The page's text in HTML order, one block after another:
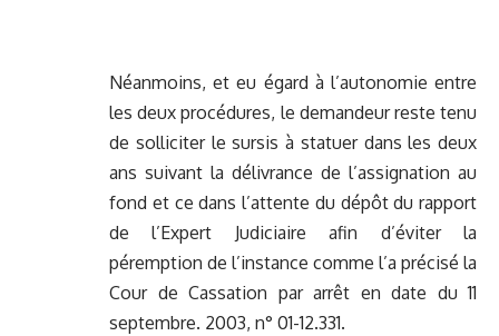
Néanmoins, et eu égard à l’autonomie entre
les deux procédures, le demandeur reste tenu
de solliciter le sursis à statuer dans les deux
ans suivant la délivrance de l’assignation au
fond et ce dans l’attente du dépôt du rapport
de l’Expert Judiciaire afin d’éviter la
péremption de l’instance comme l’a précisé la
Cour de Cassation par arrêt en date du 11
septembre. 2003, n° 01-12.331.